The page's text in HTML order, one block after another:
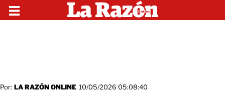
Por: LA RAZÓN ONLINE 10/05/2026 05:08:40